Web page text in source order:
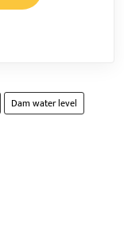
Dam water level